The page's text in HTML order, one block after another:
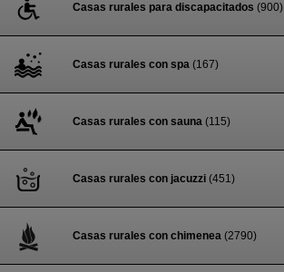
Casas rurales para discapacitados (900)
Casas rurales con spa (167)
Casas rurales con sauna (115)
Casas rurales con jacuzzi (451)
Casas rurales con chimenea (2790)